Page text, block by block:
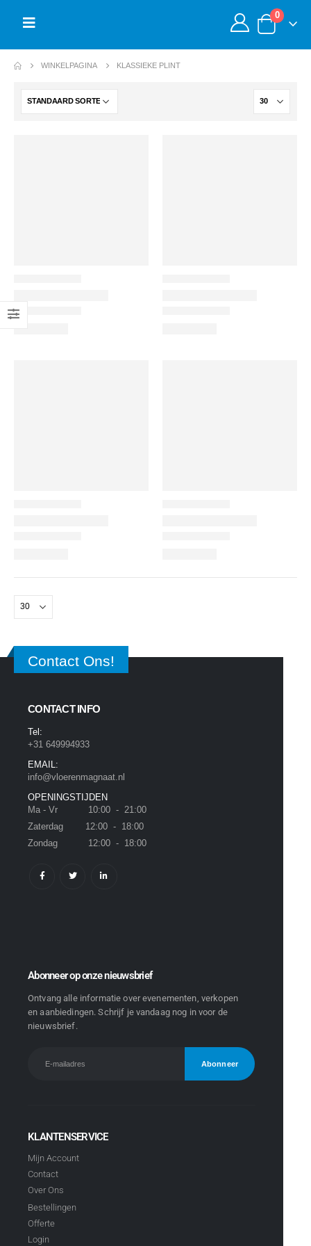
0
WINKELPAGINA KLASSIEKE PLINT
Contact Ons!
CONTACT INFO
Tel:
+31 649994933
EMAIL:
info@vloerenmagnaat.nl
OPENINGSTIJDEN
Ma - Vr 10:00 - 21:00
Zaterdag 12:00 - 18:00
Zondag 12:00 - 18:00
Abonneer op onze nieuwsbrief
Ontvang alle informatie over evenementen, verkopen
en aanbiedingen. Schrijf je vandaag nog in voor de
nieuwsbrief.
KLANTENSERVICE
Mijn Account
Contact
Over Ons
Bestellingen
Offerte
Login